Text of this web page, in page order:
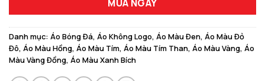
129.000 ₫.
MUA NGAY
Danh mục: Áo Bóng Đá, Áo Không Logo, Áo Màu Đen, Áo Màu Đỏ
Đô, Áo Màu Hồng, Áo Màu Tím, Áo Màu Tím Than, Áo Màu Vàng, Áo
Màu Vàng Đồng, Áo Màu Xanh Bích